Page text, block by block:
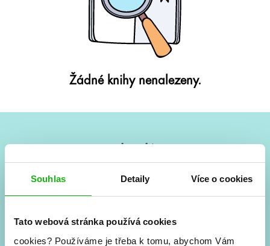
Souhlas Detaily Více o cookies
Tato webová stránka používá cookies
cookies? Používáme je třeba k tomu, abychom Vám
Žádné knihy nenalezeny.
Vše kolem #youngadult každý měsíc rovnou do mailu!
a seriálové adaptace a další.